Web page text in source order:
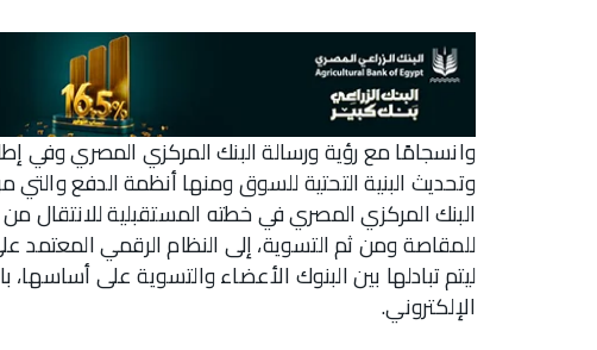
وانسجامًا مع رؤية ورسالة البنك المركزي المصري وفي
وتحديث البنية التحتية للسوق ومنها أنظمة الدفع
البنك المركزي المصري في خطته المستقبلية للانتقال
للمقاصة ومن ثم التسوية، إلى النظام الرقمي المعتمد
ليتم تبادلها بين البنوك الأعضاء والتسوية على
الإلكتروني.